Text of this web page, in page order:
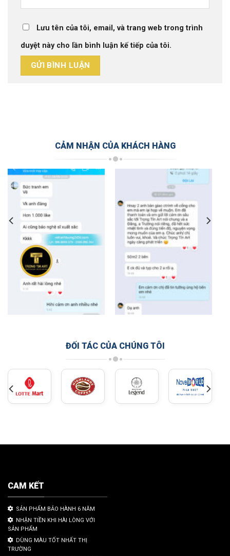
Lưu tên của tôi, email, và trang web trong trình
duyệt này cho lần bình luận kế tiếp của tôi.
CẢM NHẬN CỦA KHÁCH HÀNG
ĐỐI TÁC CỦA CHÚNG TÔI
CAM KẾT
SẢN PHẨM BẢO HÀNH 6 NĂM
NHẬN TIỀN KHI HÀI LÒNG VỚI
SẢN PHẨM
DÙNG MÀU TỐT NHẤT THỊ
TRƯỜNG